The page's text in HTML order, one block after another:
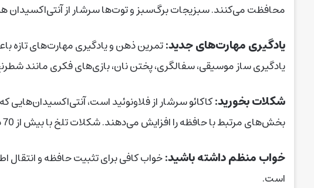
محافظت می‌کنند. سبزیجات برگ‌سبز و توت‌ها سرشار از
یادگیری مهارت‌های جدید:تمرین ذهن و یادگیری مهارت‌های
یادگیری ساز موسیقی، سفالگری، پختن نان، بازی‌های فکری مانند
شکلات بخورید:کاکائو سرشار از فلاونوئید است،
بخش‌های مرتبط با حافظه را افزایش می‌دهند. شکلات تلخ با بیش از 70 درصد کاکائو اثر بهتری دارد.
خواب منظم داشته باشید:خواب کافی برای تثبیت حافظه و
است.